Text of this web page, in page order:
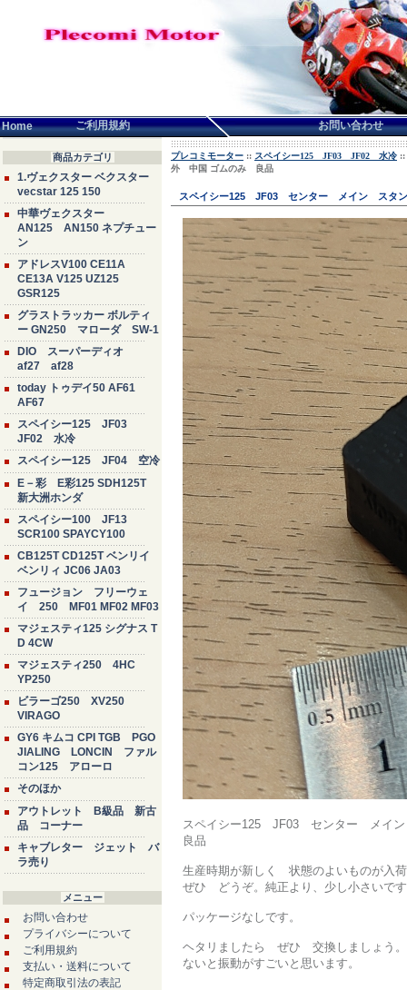
Home ご利用規約 お問い合わせ
商品カテゴリ
1.ヴェクスター ベクスター
vecstar 125 150
中華ヴェクスター
AN125 AN150 ネプチュー
ン
アドレスV100 CE11A
CE13A V125 UZ125
GSR125
グラストラッカー ボルティ
ー GN250 マローダ SW-1
DIO スーパーディオ
af27 af28
today トゥデイ50 AF61
AF67
スペイシー125 JF03
JF02 水冷
スペイシー125 JF04 空冷
E－彩 E彩125 SDH125T
新大洲ホンダ
スペイシー100 JF13
SCR100 SPAYCY100
CB125T CD125T ベンリイ
ベンリィ JC06 JA03
フュージョン フリーウェ
イ 250 MF01 MF02 MF03
マジェスティ125 シグナス T
D 4CW
マジェスティ250 4HC
YP250
ビラーゴ250 XV250
VIRAGO
GY6 キムコ CPI TGB PGO
JIALING LONCIN ファル
コン125 アローロ
そのほか
アウトレット B級品 新古
品 コーナー
キャブレター ジェット バ
ラ売り
メニュー
お問い合わせ
プライバシーについて
ご利用規約
支払い・送料について
特定商取引法の表記
プレコミモーター :: スペイシー125 JF03 JF02 水冷
外 中国 ゴムのみ 良品
スペイシー125 JF03 センター メイン スタ
スペイシー125 JF03 センター メイ
良品
生産時期が新しく 状態のよいものが入
ぜひ どうぞ。純正より、少し小さいで
パッケージなしです。
ヘタリましたら ぜひ 交換しましょう。
ないと振動がすごいと思います。